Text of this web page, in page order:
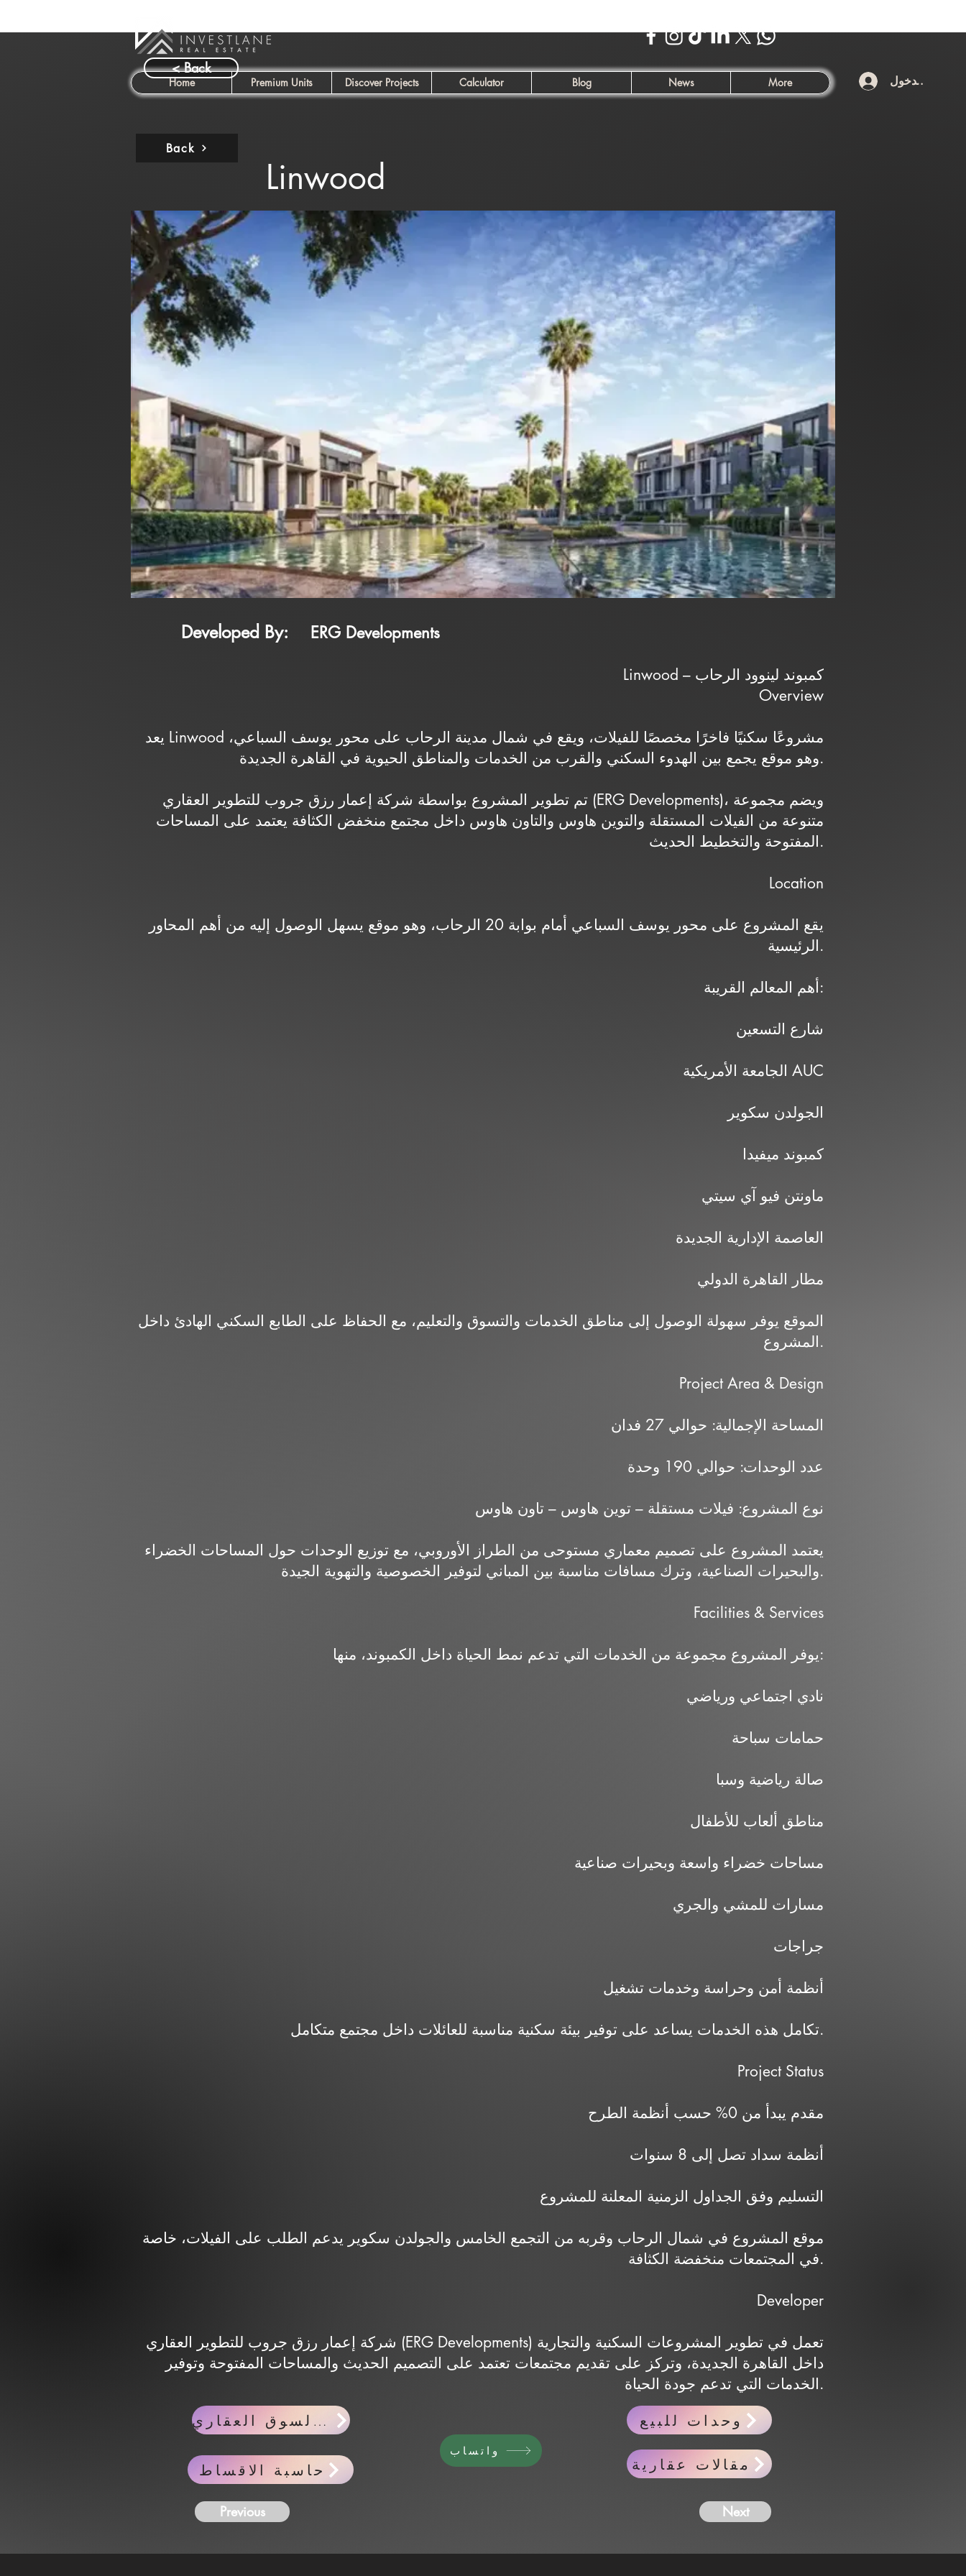
Home Premium Units Discover Projects Calculator Blog News More تسجيل الدخول
< Back
Back
Linwood
Developed By: ERG Developments
Linwood – كمبوند لينوود الرحاب
Overview
يعد Linwood مشروعًا سكنيًا فاخرًا مخصصًا للفيلات، ويقع في شمال مدينة الرحاب على محور يوسف السباعي،
وهو موقع يجمع بين الهدوء السكني والقرب من الخدمات والمناطق الحيوية في القاهرة الجديدة.
تم تطوير المشروع بواسطة شركة إعمار رزق جروب للتطوير العقاري (ERG Developments)، ويضم مجموعة
متنوعة من الفيلات المستقلة والتوين هاوس والتاون هاوس داخل مجتمع منخفض الكثافة يعتمد على المساحات
المفتوحة والتخطيط الحديث.
Location
يقع المشروع على محور يوسف السباعي أمام بوابة 20 الرحاب، وهو موقع يسهل الوصول إليه من أهم المحاور
الرئيسية.
أهم المعالم القريبة:
شارع التسعين
الجامعة الأمريكية AUC
الجولدن سكوير
كمبوند ميفيدا
ماونتن فيو آي سيتي
العاصمة الإدارية الجديدة
مطار القاهرة الدولي
الموقع يوفر سهولة الوصول إلى مناطق الخدمات والتسوق والتعليم، مع الحفاظ على الطابع السكني الهادئ داخل
المشروع.
Project Area & Design
المساحة الإجمالية: حوالي 27 فدان
عدد الوحدات: حوالي 190 وحدة
نوع المشروع: فيلات مستقلة – توين هاوس – تاون هاوس
يعتمد المشروع على تصميم معماري مستوحى من الطراز الأوروبي، مع توزيع الوحدات حول المساحات الخضراء
والبحيرات الصناعية، وترك مسافات مناسبة بين المباني لتوفير الخصوصية والتهوية الجيدة.
Facilities & Services
يوفر المشروع مجموعة من الخدمات التي تدعم نمط الحياة داخل الكمبوند، منها:
نادي اجتماعي ورياضي
حمامات سباحة
صالة رياضية وسبا
مناطق ألعاب للأطفال
مساحات خضراء واسعة وبحيرات صناعية
مسارات للمشي والجري
جراجات
أنظمة أمن وحراسة وخدمات تشغيل
تكامل هذه الخدمات يساعد على توفير بيئة سكنية مناسبة للعائلات داخل مجتمع متكامل.
Project Status
مقدم يبدأ من 0% حسب أنظمة الطرح
أنظمة سداد تصل إلى 8 سنوات
التسليم وفق الجداول الزمنية المعلنة للمشروع
موقع المشروع في شمال الرحاب وقربه من التجمع الخامس والجولدن سكوير يدعم الطلب على الفيلات، خاصة
في المجتمعات منخفضة الكثافة.
Developer
شركة إعمار رزق جروب للتطوير العقاري (ERG Developments) تعمل في تطوير المشروعات السكنية والتجارية
داخل القاهرة الجديدة، وتركز على تقديم مجتمعات تعتمد على التصميم الحديث والمساحات المفتوحة وتوفير
الخدمات التي تدعم جودة الحياة.
اخبار السوق العقاري
حاسبة الاقساط
Previous
وحدات للبيع
واتساب
مقالات عقارية
Next